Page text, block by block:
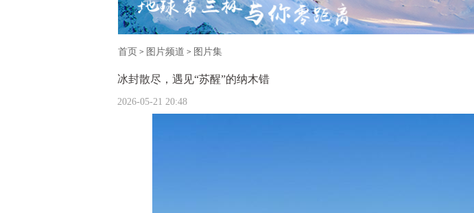
首页 > 图片频道 > 图片集
冰封散尽，遇见“苏醒”的纳木错
2026-05-21 20:48